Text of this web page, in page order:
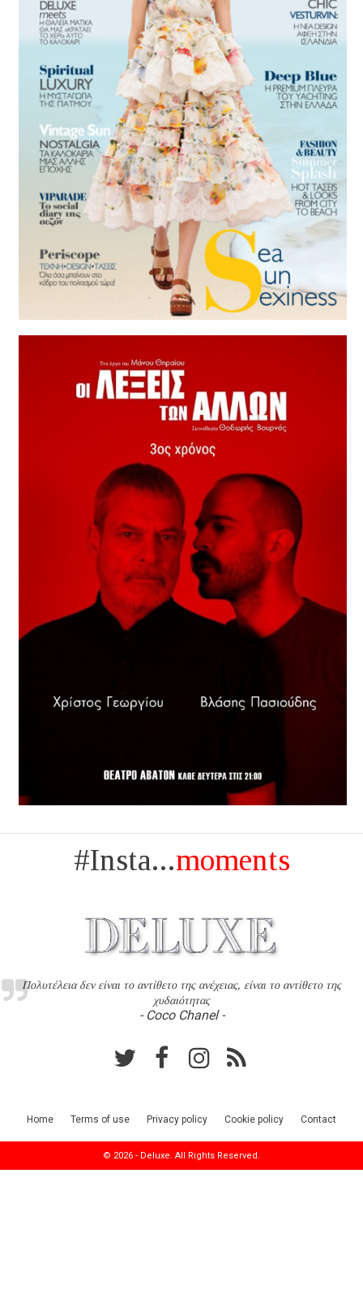
#Insta...moments
Πολυτέλεια δεν είναι το αντίθετο της ανέχειας, είναι το αντίθετο της
χυδαιότητας
- Coco Chanel -
Home Terms of use Privacy policy Cookie policy Contact
© 2026 - Deluxe. All Rights Reserved.